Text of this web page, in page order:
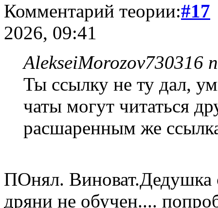
Комментарий теории:#17
2026, 09:41
AlekseiMorozov730316
Ты ссылку не ту дал,
чаты могут читаться
расшаренным же
ПОнял. Виноват.Дедушка
дряни не обучен....